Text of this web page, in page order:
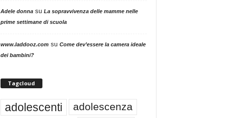
Adele donnasu La sopravvivenza delle mamme nelle
prime settimane di scuola
www.laddooz.comsu Come dev’essere la camera ideale
dei bambini?
Tagcloud
adolescenti adolescenza